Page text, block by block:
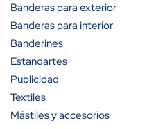
A partir de 10 unidades
A partir de 25 unidades
A partir de 50 unidades
A partir de 100 unidades
Banderas para exterior
Banderas para interior
Banderines
Estandartes
Publicidad
Textiles
Mástiles y accesorios